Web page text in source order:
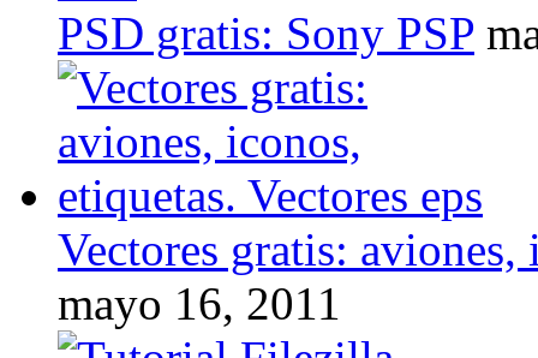
PSD gratis: Sony PSP
Vectores gratis: aviones,
mayo 16, 2011